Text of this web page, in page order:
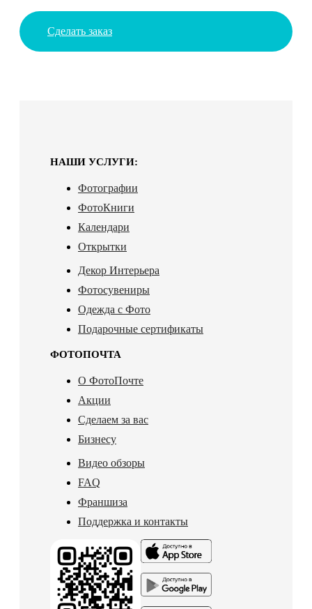
Сделать заказ
НАШИ УСЛУГИ:
Фотографии
ФотоКниги
Календари
Открытки
Декор Интерьера
Фотосувениры
Одежда с Фото
Подарочные сертификаты
ФОТОПОЧТА
О ФотоПочте
Акции
Сделаем за вас
Бизнесу
Видео обзоры
FAQ
Франшиза
Поддержка и контакты